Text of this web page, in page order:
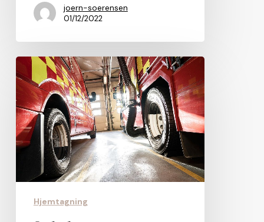
joern-soerensen
01/12/2022
Jyske
kommuner
hjemtager
11
brandstationer
Hjemtagning